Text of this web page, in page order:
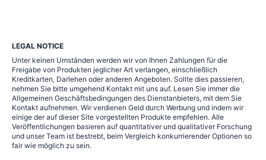
LEGAL NOTICE
Unter keinen Umständen werden wir von Ihnen Zahlungen für die
Freigabe von Produkten jeglicher Art verlangen, einschließlich
Kreditkarten, Darlehen oder anderen Angeboten. Sollte dies passieren,
nehmen Sie bitte umgehend Kontakt mit uns auf. Lesen Sie immer die
Allgemeinen Geschäftsbedingungen des Dienstanbieters, mit dem Sie
Kontakt aufnehmen. Wir verdienen Geld durch Werbung und indem wir
einige der auf dieser Site vorgestellten Produkte empfehlen. Alle
Veröffentlichungen basieren auf quantitativer und qualitativer Forschung
und unser Team ist bestrebt, beim Vergleich konkurrierender Optionen so
fair wie möglich zu sein.